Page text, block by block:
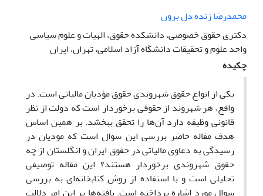
محمدرضا زنده دل برون
دکتری حقوق خصوصی، دانشکده حقوق، الهیات و علوم سیاسی
واحد علوم و تحقیقات دانشگاه آزاد اسلامی، تهران، ایران
چکیده
یکی از انواع حقوق شهروندی حقوق مؤدیان مالیاتی است. در
واقع، هر شهروند از حقوقی برخوردار است که دولت از نظر
قانونی وظیفه دارد آن‌ها را تحقق ببخشد. بر همین اساس
هدف مقاله حاضر بررسی این سوال است که مودیان در
رسیدگی به دعاوی مالیاتی در حقوق ایران و انگلستان از چه
حقوق شهروندی برخوردار هستند؟ این مقاله توصیفی
تحلیلی است و با استفاده از روش کتابخانه‌ای به بررسی